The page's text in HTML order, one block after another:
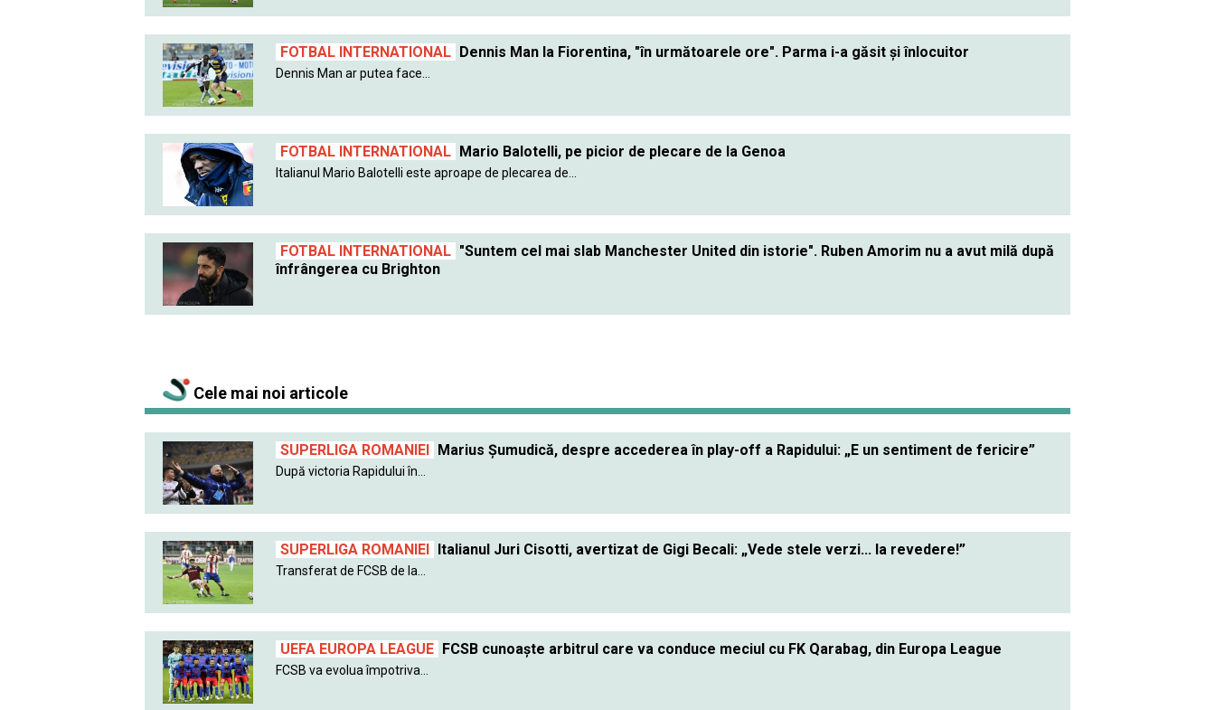
FOTBAL INTERNATIONAL Dennis Man la Fiorentina, "în următoarele ore". Parma i-a găsit şi înlocuitor
Dennis Man ar putea face...
FOTBAL INTERNATIONAL Mario Balotelli, pe picior de plecare de la Genoa
Italianul Mario Balotelli este aproape de plecarea de...
FOTBAL INTERNATIONAL "Suntem cel mai slab Manchester United din istorie". Ruben Amorim nu a avut milă după
înfrângerea cu Brighton
Cele mai noi articole
SUPERLIGA ROMANIEI Marius Șumudică, despre accederea în play-off a Rapidului: „E un sentiment de fericire”
După victoria Rapidului în...
SUPERLIGA ROMANIEI Italianul Juri Cisotti, avertizat de Gigi Becali: „Vede stele verzi... la revedere!”
Transferat de FCSB de la...
UEFA EUROPA LEAGUE FCSB cunoaște arbitrul care va conduce meciul cu FK Qarabag, din Europa League
FCSB va evolua împotriva...